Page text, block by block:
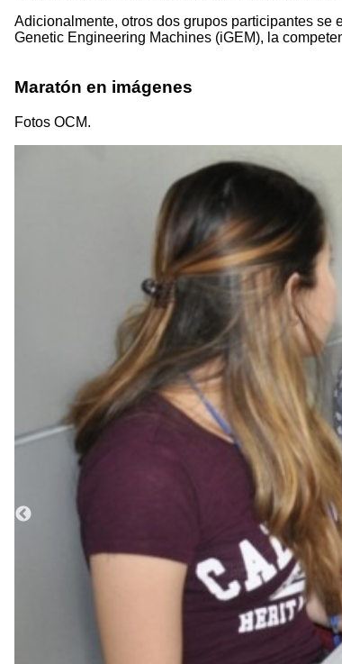
Adicionalmente, otros dos grupos participantes se
Genetic Engineering Machines (iGEM), la
Maratón en imágenes
Fotos OCM.